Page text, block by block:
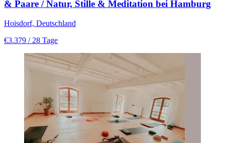
& Paare / Natur, Stille & Meditation bei Hamburg
Hoisdorf, Deutschland
€3.379 / 28 Tage